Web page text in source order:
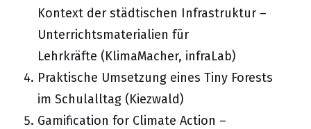
Kontext der städtischen Infrastruktur –
Unterrichtsmaterialien für
Lehrkräfte (KlimaMacher, infraLab)
Praktische Umsetzung eines Tiny Forests
im Schulalltag (Kiezwald)
Gamification for Climate Action –